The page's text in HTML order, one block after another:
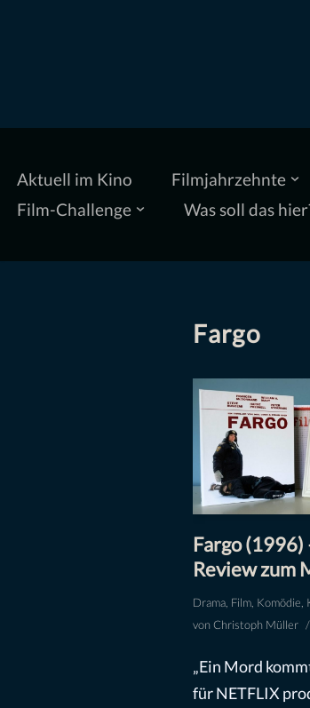
Aktuell im Kino Filmjahrzehnte
Film-Challenge
Was soll das
Fargo
Fargo
Review zum
Drama, Film, Komödie
vonChristoph Müller
„Ein Mord
für NETFLIX